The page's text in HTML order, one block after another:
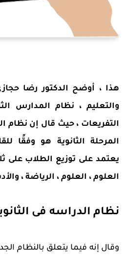
هذا ، أوضح الدكتور رضا
والتعليم ، نظام المدارس
التفريعات ، حيث قال إن نظام
المرحلة الثانوية هو وفقًا
يعتمد على توزيع الطلاب على
العلوم ، العلوم ، الرياضة ،
نظام الدراسه فى الثانوية
وقال إنه فيما يتعلق بالنظام